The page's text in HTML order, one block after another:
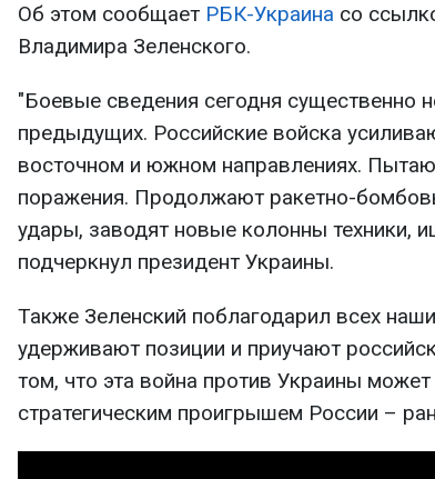
Об этом сообщает РБК-Украина со
Владимира Зеленского.
"Боевые сведения сегодня существенно
предыдущих. Российские войска
восточном и южном направлениях.
поражения. Продолжают ракетно-
удары, заводят новые колонны техники,
подчеркнул президент Украины.
Также Зеленский поблагодарил всех
удерживают позиции и приучают
том, что эта война против Украины
стратегическим проигрышем России –